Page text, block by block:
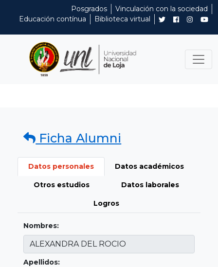
Posgrados
Vinculación con la sociedad
Educación contínua
Biblioteca virtual
Ficha Alumni
Datos personales Datos académicos
Otros estudios Datos laborales
Logros
Nombres:
Apellidos: